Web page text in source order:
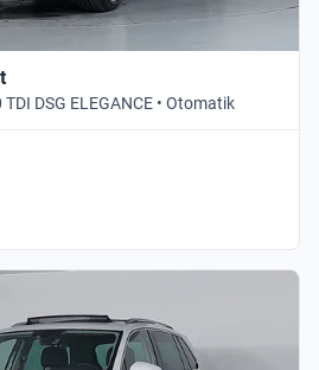
DSG ELEGANCE • Otomatik